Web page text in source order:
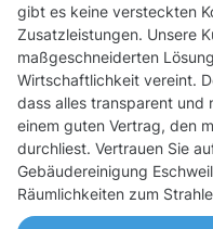
gibt es keine versteckten
Zusatzleistungen. Unsere
maßgeschneiderten
Wirtschaftlichkeit vereint.
dass alles transparent und
einem guten Vertrag, den
durchliest. Vertrauen Sie
Gebäudereinigung
Räumlichkeiten zum